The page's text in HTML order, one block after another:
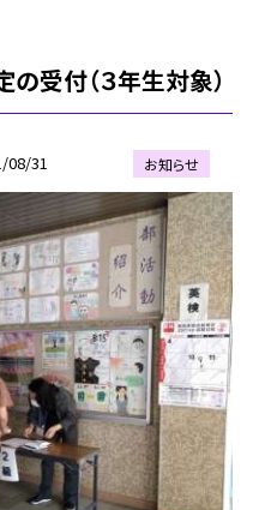
受付（３年生対象）
08/31 お知らせ